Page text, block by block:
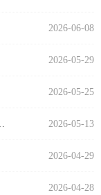
2026-06-08
2026-05-29
2026-05-25
2026-05-13
2026-04-29
2026-04-28